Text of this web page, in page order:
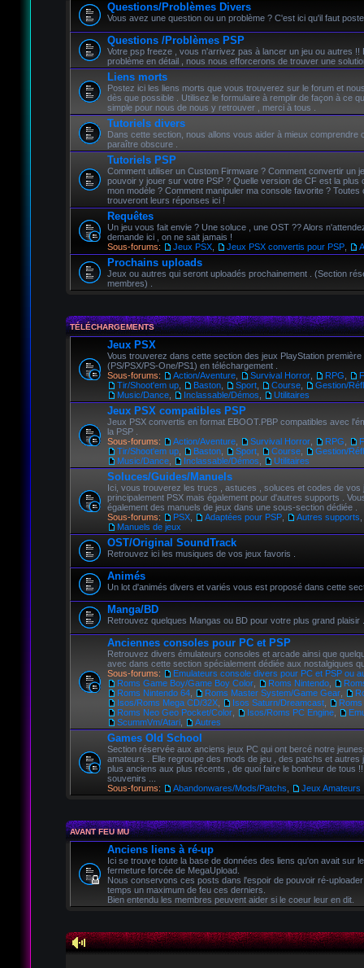
Questions/Problèmes Divers
Vous avez une question ou un problème ? C'est ici qu'il faut
Questions /Problèmes PSP
Votre psp freeze , vous n'arrivez pas à lancer un jeu ou autres !!
problème en détail , nous nous efforcerons de trouver une
Liens morts
Postez ici les liens morts que vous trouverez sur le forum et
dès que possible . Utilisez le formulaire à remplir de façon à ce
simple pour nous de nous y retrouver , merci à tous .
Tutoriels divers
Dans cette section, nous allons vous aider à mieux comprendre
paraître obscure .
Tutoriels PSP
Comment utiliser un Custom Firmware ? Comment convertir un
pouvoir y jouer sur votre PSP ? Quelle version de CF est la plus
mon modèle ? Comment manipuler ma console favorite ? Toutes
trouveront leurs réponses ici !
Requêtes
Un jeu vous fait envie ? Une soluce , une OST ?? Alors
demande ici , on ne sait jamais !
Sous-forums:
Jeux PSX, Jeux PSX convertis pour PSP,
Prochains uploads
Jeux ou autres qui seront uploadés prochainement . (Section
membres) .
TÉLÉCHARGEMENTS
Jeux PSX
Vous trouverez dans cette section des jeux PlayStation première
(PS/PSX/PS-One/PS1) en téléchargement .
Sous-forums:
Action/Aventure, Survival Horror, RPG
Tir/Shoot'em up, Baston, Sport, Course,
Gestion/
Music/Dance, Inclassable/Démos Utilitaires
Jeux PSX compatibles PSP
Jeux PSX convertis en format EBOOT.PBP compatibles avec
la PSP .
Sous-forums:
Action/Aventure, Survival Horror, RPG
Tir/Shoot'em up, Baston, Sport, Course,
Gestion/
Music/Dance, Inclassable/Démos Utilitaires
Soluces/Guides/Manuels
Ici, vous trouverez les trucs , astuces , soluces et codes de vos
principalement PSX mais également pour d'autres supports .
également des manuels de jeux dans une sous-section dédiée .
Sous-forums:
PSX, Adaptées pour PSP, Autres supports
Manuels de jeux
OST/Original SoundTrack
Retrouvez ici les musiques de vos jeux favoris .
Animés
Un lot d'animés divers et variés vous est proposé dans cette
Manga/BD
Retrouvez quelques Mangas ou BD pour votre plus grand plaisir .
Anciennes consoles pour PC et PSP
Retrouvez divers émulateurs consoles et arcade ainsi que
avec dans cette section spécialement dédiée aux nostalgiques
Sous-forums:
Emulateurs console divers pour PC et PSP ou
Roms Game Boy/Game Boy Color, Roms Nintendo,
Roms Nintendo 64, Roms Master System/Game Gear,
Isos/Roms Mega CD/32X, Isos Saturn/Dreamcast,
Roms
Roms Neo Geo Pocket/Color, Isos/Roms PC Engine,
ScummVm/Atari, Autres
Games Old School
Section réservée aux anciens jeux PC qui ont bercé notre
amateurs . Elle regroupe des mods de jeu , des patchs et autres
plus anciens aux plus récents , de quoi faire le bonheur de tous
souvenirs ...
Sous-forums:
Abandonwares/Mods/Patchs Jeux Amateurs
AVANT FEU MU
Anciens liens à ré-up
Ici se trouve toute la base de données des liens qu'on avait sur
fermeture forcée de MegaUpload.
Nous conservons ces posts dans l'espoir de pouvoir ré-
temps un maximum de feu ces derniers.
Bien entendu les membres peuvent aider si le coeur leur en dit.